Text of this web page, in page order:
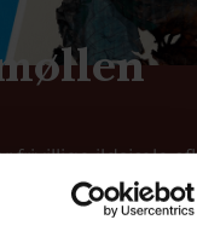
frivillige ildsjæle